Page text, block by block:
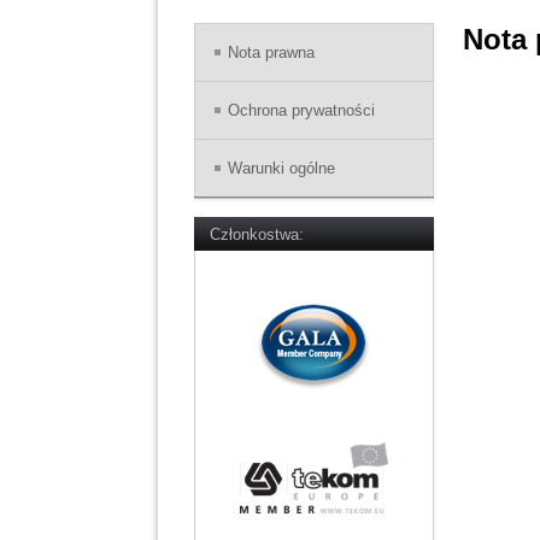
Nota
Nota prawna
Ochrona prywatności
Warunki ogólne
Członkostwa: